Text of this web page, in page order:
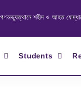
শহীদ ও আহত যোদ্ধাদের
Students